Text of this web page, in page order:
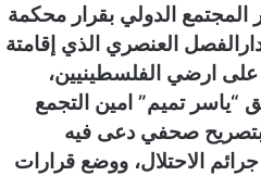
المجتمع الدولي بقرار محكمة
العنصري الذي إقامتة
على ارضي الفلسطينيين،
“ياسر تميم” امين التجمع
بتصريح صحفي دعى فيه
الاحتلال، ووضع قرارات